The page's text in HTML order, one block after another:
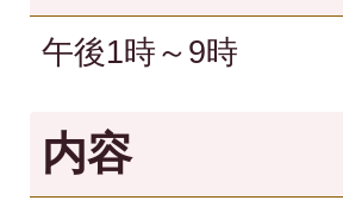
午後1時～9時
内容